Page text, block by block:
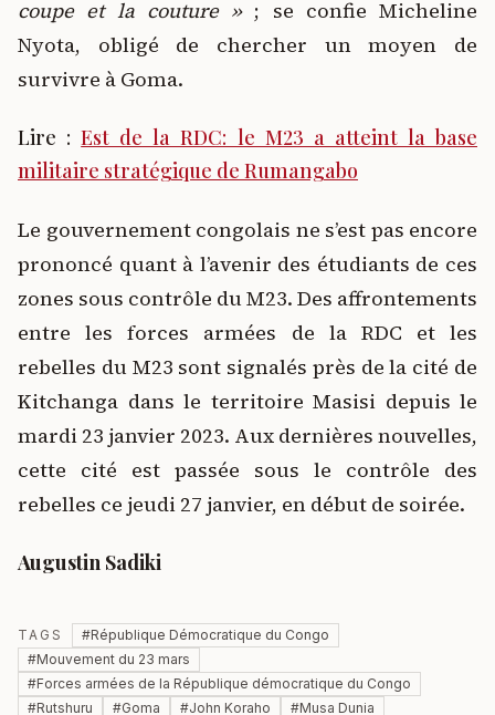
coupe et la couture »; se confie Micheline
Nyota, obligé de chercher un moyen de
survivre à Goma.
Lire :Est de la RDC: le M23 a atteint la base
militaire stratégique de Rumangabo
Le gouvernement congolais ne s’est pas encore
prononcé quant à l’avenir des étudiants de ces
zones sous contrôle du M23. Des affrontements
entre les forces armées de la RDC et les
rebelles du M23 sont signalés près de la cité de
Kitchanga dans le territoire Masisi depuis le
mardi 23 janvier 2023. Aux dernières nouvelles,
cette cité est passée sous le contrôle des
rebelles ce jeudi 27 janvier, en début de soirée.
Augustin Sadiki
TAGS #République Démocratique du Congo
#Mouvement du 23 mars
#Forces armées de la République démocratique du Congo
#Rutshuru #Goma #John Koraho #Musa Dunia